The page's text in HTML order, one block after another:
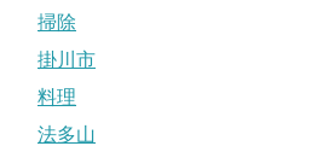
掃除
掛川市
料理
法多山